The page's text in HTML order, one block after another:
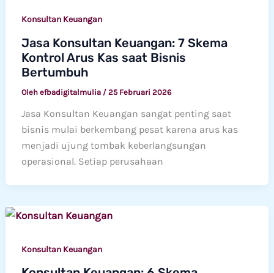
Konsultan Keuangan
Jasa Konsultan Keuangan: 7 Skema
Kontrol Arus Kas saat Bisnis
Bertumbuh
Oleh efbadigitalmulia / 25 Februari 2026
Jasa Konsultan Keuangan sangat penting saat
bisnis mulai berkembang pesat karena arus kas
menjadi ujung tombak keberlangsungan
operasional. Setiap perusahaan
Konsultan Keuangan